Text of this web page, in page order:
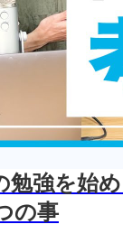
勉強を始
の事